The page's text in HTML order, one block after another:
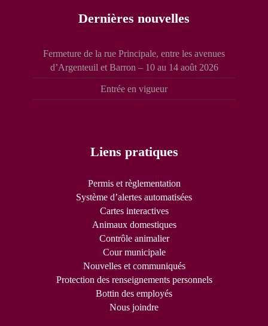
Dernières nouvelles
Fermeture de la rue Principale, entre les avenues
d’Argenteuil et Barron – 10 au 14 août 2026
Entrée en vigueur
Liens pratiques
Permis et règlementation
Système d’alertes automatisées
Cartes interactives
Animaux domestiques
Contrôle animalier
Cour municipale
Nouvelles et communiqués
Protection des renseignements personnels
Bottin des employés
Nous joindre